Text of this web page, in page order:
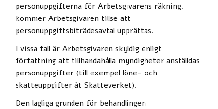
personuppgifterna för Arbetsgivarens räkning,
kommer Arbetsgivaren tillse att
personuppgiftsbiträdesavtal upprättas.
I vissa fall är Arbetsgivaren skyldig enligt
författning att tillhandahålla myndigheter anställdas
personuppgifter (till exempel löne- och
skatteuppgifter åt Skatteverket).
Den lagliga grunden för behandlingen